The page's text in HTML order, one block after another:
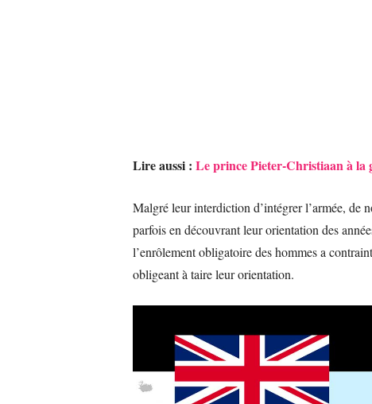
Lire aussi : Le prince Pieter-Christiaan à la
Malgré leur interdiction d’intégrer l’armée, de
parfois en découvrant leur orientation des
l’enrôlement obligatoire des hommes a
obligeant à taire leur orientation.